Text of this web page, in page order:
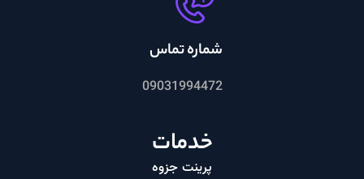
شماره تماس
09031994472
خدمات
پرینت جزوه